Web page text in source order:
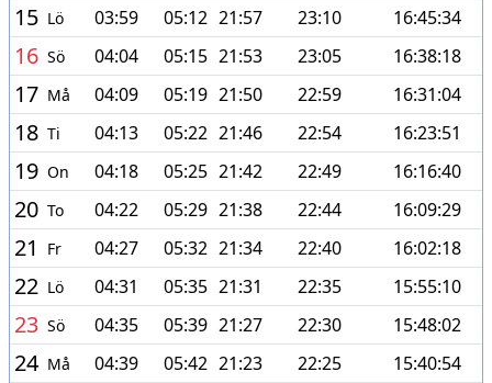
15 Lö 03:59 05:12 21:57 23:10 16:45:34
16 Sö 04:04 05:15 21:53 23:05 16:38:18
17 Må 04:09 05:19 21:50 22:59 16:31:04
18 Ti 04:13 05:22 21:46 22:54 16:23:51
19 On 04:18 05:25 21:42 22:49 16:16:40
20 To 04:22 05:29 21:38 22:44 16:09:29
21 Fr 04:27 05:32 21:34 22:40 16:02:18
22 Lö 04:31 05:35 21:31 22:35 15:55:10
23 Sö 04:35 05:39 21:27 22:30 15:48:02
24 Må 04:39 05:42 21:23 22:25 15:40:54